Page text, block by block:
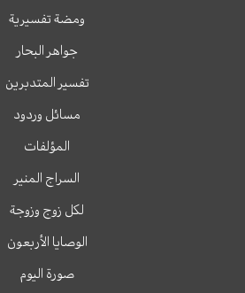
ومضة تفسيرية
جواهر البحار
تفسير المتدبرين
مسائل وردود
المؤلفات
السراج المنير
لكل زوج وزوجة
الوصايا الأربعون
صورة اليوم